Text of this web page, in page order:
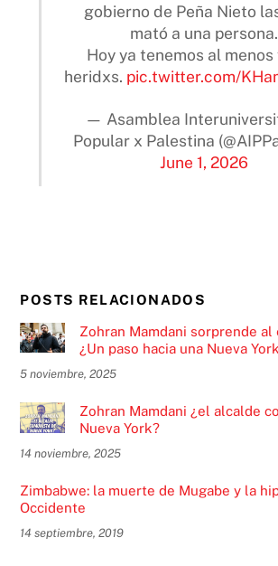
gobierno de Peña Nieto
mató a una persona.
Hoy ya tenemos al menos
heridxs. pic.twitter.com/
— Asamblea
Popular x Palestina
June 1, 2026
POSTS RELACIONADOS
Zohran Mamdani sorprende
¿Un paso hacia una Nueva
5 noviembre, 2025
Zohran Mamdani ¿el alcalde
Nueva York?
14 noviembre, 2025
Zimbabwe: la muerte de Mugabe y la
Occidente
14 septiembre, 2019